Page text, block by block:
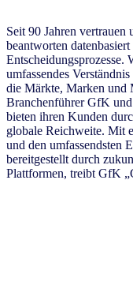
Seit 90 Jahren
beantworten
Entscheidungsprozesse.
umfassendes
die Märkte, Marken und
Branchenführer GfK und
bieten ihren Kunden
globale Reichweite. Mit
und den umfassendsten
bereitgestellt durch
Plattformen, treibt GfK